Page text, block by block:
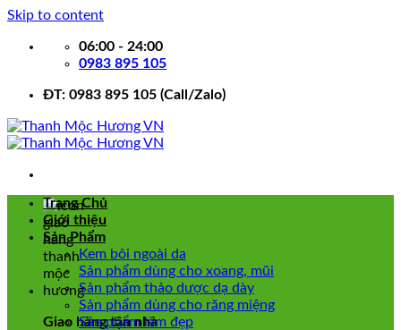
Skip to content
06:00 - 24:00
0983 895 105
ĐT: 0983 895 105 (Call/Zalo)
Giao hàng tận nhà
Trang Chủ
Giới thiệu
Sản Phẩm
Kem bôi ngoài da
Sản phẩm dùng cho xoang, mũi
Sản phẩm thảo dược dạ dày
Sản phẩm dùng cho răng miệng
Sản phẩm làm đẹp